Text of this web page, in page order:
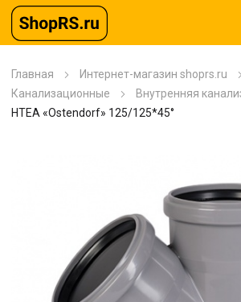
Главная
Интернет-магазин shoprs.ru
Канализационные
Внутренняя
HTEA «Ostendorf» 125/125*45°